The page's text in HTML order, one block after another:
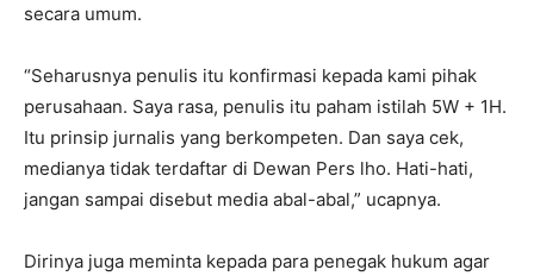
secara umum.
“Seharusnya penulis itu konfirmasi kepada kami pihak
perusahaan. Saya rasa, penulis itu paham istilah 5W + 1H.
Itu prinsip jurnalis yang berkompeten. Dan saya cek,
medianya tidak terdaftar di Dewan Pers lho. Hati-hati,
jangan sampai disebut media abal-abal,” ucapnya.
Dirinya juga meminta kepada para penegak hukum agar